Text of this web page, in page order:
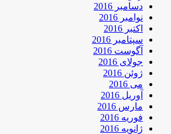
دسامبر 2016
نوامبر 2016
اکتبر 2016
سپتامبر 2016
آگوست 2016
جولای 2016
ژوئن 2016
می 2016
آوریل 2016
مارس 2016
فوریه 2016
ژانویه 2016